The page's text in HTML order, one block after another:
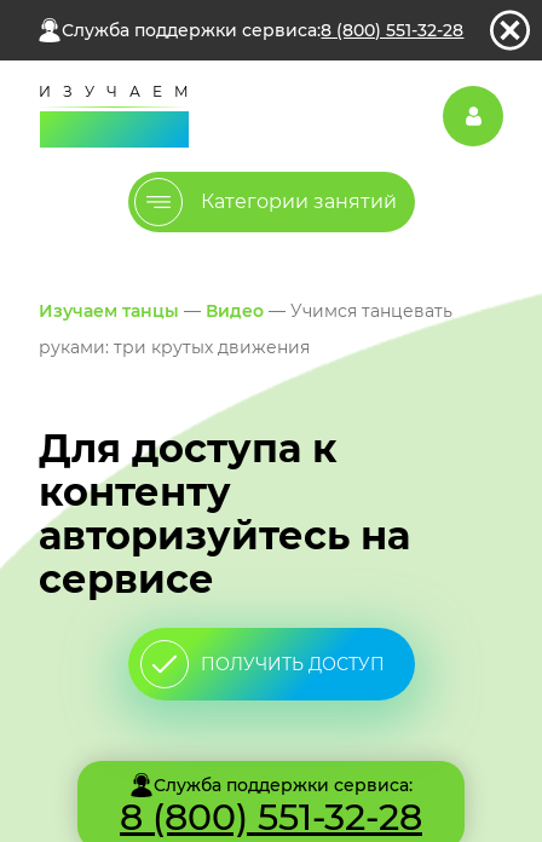
Служба поддержки сервиса:8 (800) 551-32-28
Категории занятий
Изучаем танцы — Видео — Учимся танцевать
руками: три крутых движения
Для доступа к
контенту
авторизуйтесь на
сервисе
ПОЛУЧИТЬ ДОСТУП
Служба поддержки сервиса:
8 (800) 551-32-28